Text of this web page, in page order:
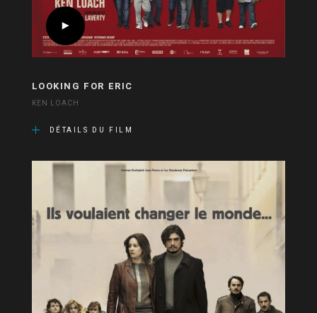
LOOKING FOR ERIC
KEN LOACH
DÉTAILS DU FILM